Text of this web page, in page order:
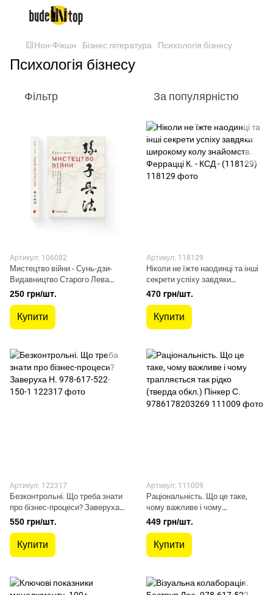
🟨Нон-Фікшн Бізнес література Психологія бізнесу
Психологія бізнесу
Фільтр За популярністю
Артикул: 106082
Мистецтво війни - Сунь-дзи-
Видавництво Старого Лева
(106082)
250 грн/шт.
Купити
Артикул: 118129
Ніколи не їжте наодинці та інші
секрети успіху завдяки
широкому колу знайомств.
Феррацці К. - КСД - (118129)
470 грн/шт.
Купити
Артикул: 122317
Безконтрольні. Що треба знати
про бізнес-процеси? Заверуха
Н. 978-617-522-150-1
550 грн/шт.
Купити
Артикул: 111009
Раціональність. Що це таке,
чому важливе і чому
трапляється так рідко (тверда
обкл.) Пінкер С. 9786178203269
449 грн/шт.
Купити